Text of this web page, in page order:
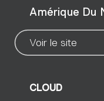
Amérique Du
Voir le site
CLOUD